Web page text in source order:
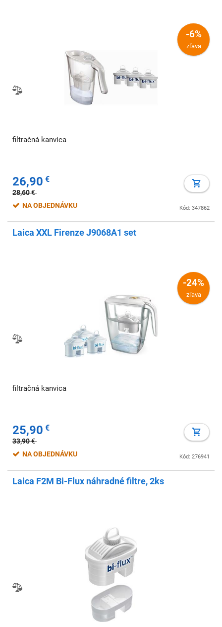
-6%
zľava
filtračná kanvica
26,90 €
28,60€
Kód: 347862
NA OBJEDNÁVKU
Laica XXL Firenze J9068A1 set
-24%
zľava
filtračná kanvica
25,90 €
33,90€
Kód: 276941
NA OBJEDNÁVKU
Laica F2M Bi-Flux náhradné filtre, 2ks